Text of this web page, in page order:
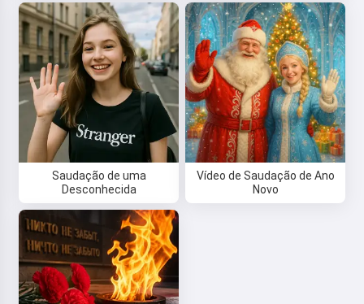
Saudação de uma
Desconhecida
Vídeo de Saudação de Ano
Novo